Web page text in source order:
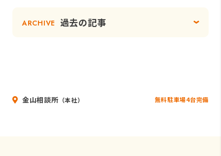
ARCHIVE 過去の記事
金山相談所 （本社） 無料駐車場4台完備